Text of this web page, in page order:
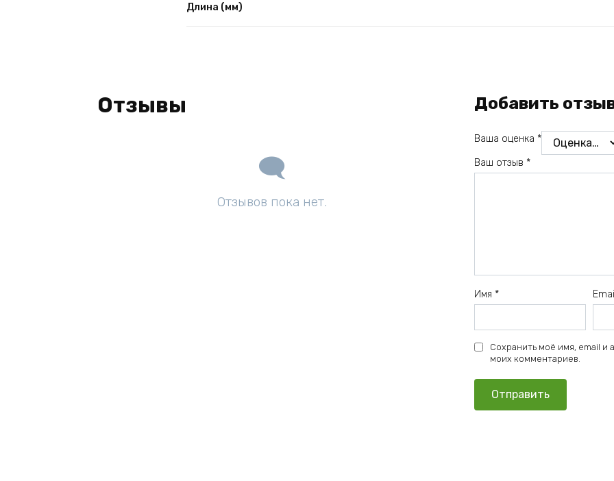
Длина (мм)
Отзывы
Отзывов пока нет.
Добавить
Ваша оценка *
Ваш отзыв *
Имя * Email
Сохранить моё имя, email и
моих комментариев.